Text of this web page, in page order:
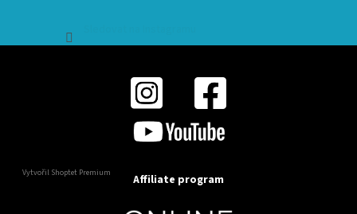
Vytvořil Shoptet Premium Affiliate program